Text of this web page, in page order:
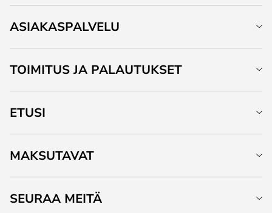
ASIAKASPALVELU
TOIMITUS JA PALAUTUKSET
ETUSI
MAKSUTAVAT
SEURAA MEITÄ